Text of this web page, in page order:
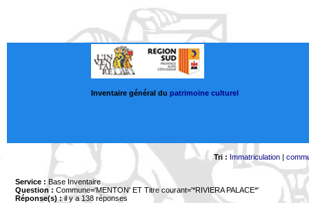
Inventaire général du patrimoine culturel
Tri : Immatriculation|
Service : Base Inventaire
Question : Commune='MENTON' ET Titre courant='*RIVIERA PALACE*'
Réponse(s) :il y a 138 réponses